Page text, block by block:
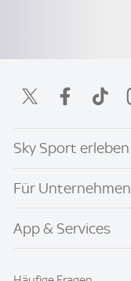
Sky Sport erleben
Für Unternehmen
App & Services